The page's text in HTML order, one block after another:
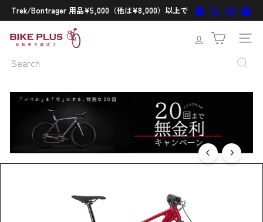
Skip
to
content
一
バイクの在庫処分セールがパワーアップ!!
Trek/Bontrager 用品¥5,000（他は¥8,000）以上で
送料無料
Facebook
バ
イ
ク
サイト
Search